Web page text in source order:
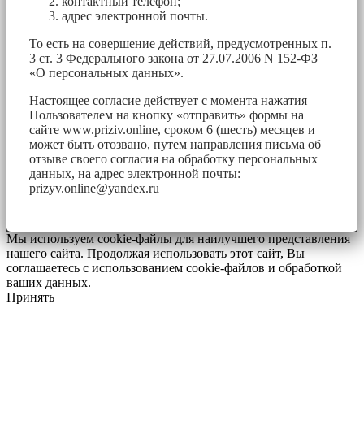
адрес электронной почты.
То есть на совершение действий, предусмотренных п.
3 ст. 3 Федерального закона от 27.07.2006 N 152-ФЗ
«О персональных данных».
Настоящее согласие действует с момента нажатия
Пользователем на кнопку «отправить» формы на
сайте www.priziv.online, сроком 6 (шесть) месяцев и
может быть отозвано, путем направления письма об
отзыве своего согласия на обработку персональных
данных, на адрес электронной почты:
prizyv.online@yandex.ru
Мы используем cookie-файлы для наилучшего представления
нашего сайта. Продолжая использовать этот сайт, Вы
соглашаетесь с использованием cookie-файлов и обработкой
ваших данных.
Принять